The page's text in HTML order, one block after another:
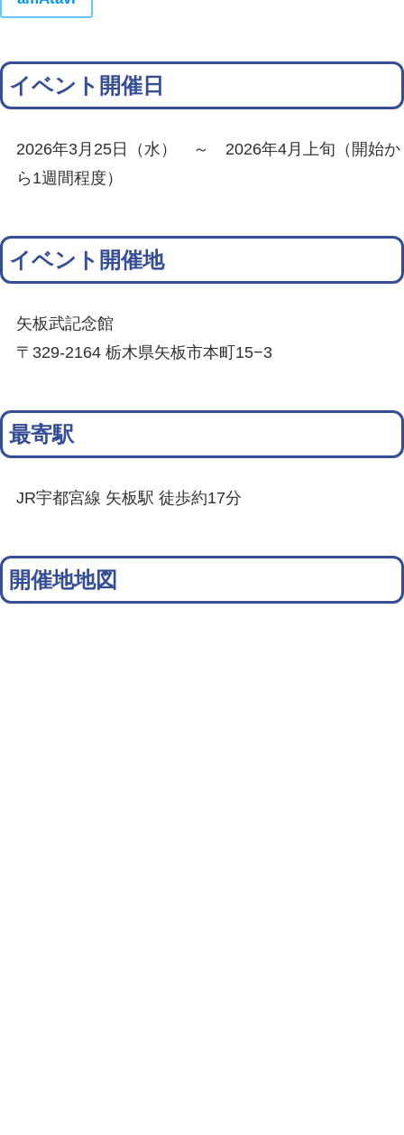
イベント開催日
2026年3月25日（水） ～ 2026年4月上旬（開始か
ら1週間程度）
イベント開催地
矢板武記念館
〒329-2164 栃木県矢板市本町15−3
最寄駅
JR宇都宮線 矢板駅 徒歩約17分
開催地地図